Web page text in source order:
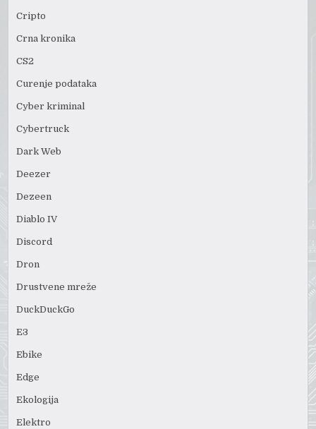
Cripto
Crna kronika
CS2
Curenje podataka
Cyber kriminal
Cybertruck
Dark Web
Deezer
Dezeen
Diablo IV
Discord
Dron
Drustvene mreže
DuckDuckGo
E3
Ebike
Edge
Ekologija
Elektro